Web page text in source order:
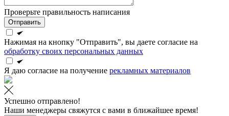
Проверьте правильность написания
Отправить
Нажимая на кнопку "Отправить", вы даете согласие на
обработку своих персональных данных
Я даю согласие на получение рекламных материалов
Успешно отправлено!
Наши менеджеры свяжутся с вами в ближайшее время!